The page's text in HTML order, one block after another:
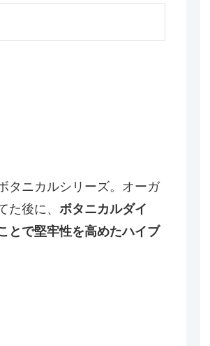
タニカルシリーズ。オーガ
後に、 ボタニカルダイ
とで堅牢性を高めたハイブ